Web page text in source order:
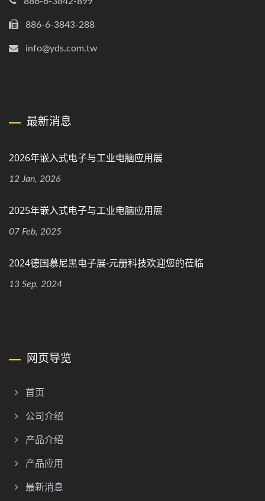
886-6-3843-288
info@yds.com.tw
最新消息
2026年嵌入式电子与工业电脑应用展
12 Jan, 2026
2025年嵌入式电子与工业电脑应用展
07 Feb, 2025
2024德国慕尼黑电子展-元册科技欢迎您的莅临
13 Sep, 2024
网页导览
首页
公司介绍
产品介绍
产品应用
最新消息